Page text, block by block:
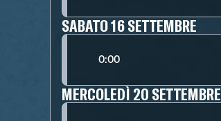
SABATO 16 SETTEMBRE
0:00
MERCOLEDÌ 20 SETTEMBRE